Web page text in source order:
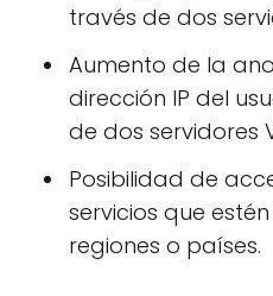
través de dos
Aumento de la
dirección IP del
de dos servidores
Posibilidad de
servicios que
regiones o países.